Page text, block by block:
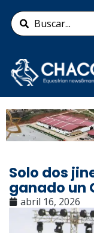
contenido
Search
...
Añade aquí tu
cabecera
Solo dos
ganado un
abril 16, 2026